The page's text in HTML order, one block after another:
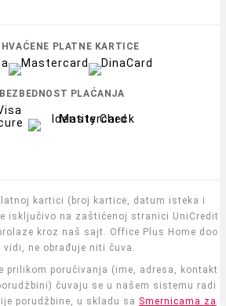
PLATNE KARTICE
BEZBEDNOST PLAĆANJA
kartici (broj kartice, datum isteka i
isključivo na zaštićenoj stranici UniCredit
kroz naš sajt. Office Plus Home doo
vidi, ne obrađuje niti čuva.
prilikom poručivanja (ime, adresa, kontakt
čuvaju se u našem sistemu radi
porudžbine, u skladu sa Smernicama za